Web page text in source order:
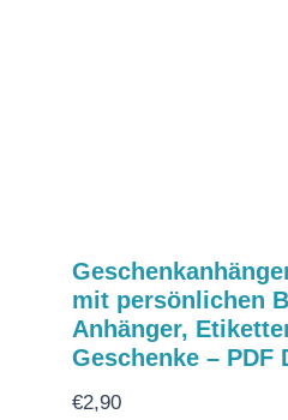
mit persönlichen
Anhänger,
Geschenke – PDF
€2,90